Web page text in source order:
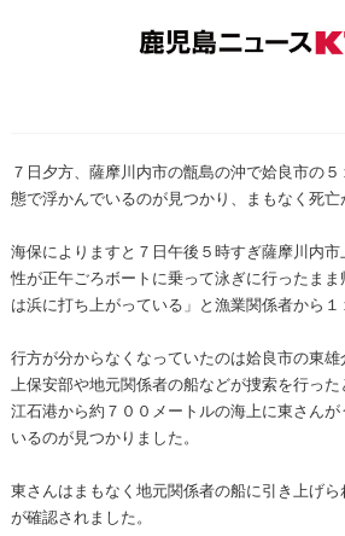
７日夕方、薩摩川内市の甑島の沖で姶良市の
態で浮かんでいるのが見つかり、まもなく死亡
海保によりますと７日午後５時すぎ薩摩川内
性が正午ごろボートに乗って泳ぎに行ったま
は浜に打ち上がっている」と漁業関係者から１
行方が分からなくなっていたのは姶良市の東
上保安部や地元関係者の船などが捜索を行った
江石港から約７００メートルの海上に東さん
いるのが見つかりました。
東さんはまもなく地元関係者の船に引き上げ
が確認されました。